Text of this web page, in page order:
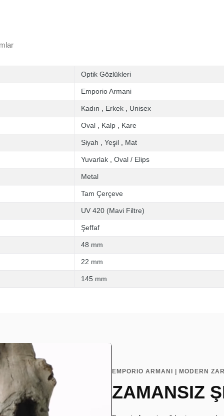
Optik Gözlükleri
Emporio Armani
Kadın Erkek Unisex
Oval Kalp Kare
Siyah Yeşil Mat
Yuvarlak Oval / Elips
Metal
Tam Çerçeve
UV 420 (Mavi Filtre)
Şeffaf
48 mm
22 mm
145 mm
EMPORIO ARMANI | MODERN
ZAMANSIZ